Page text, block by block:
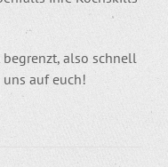
also schnell
auf euch!